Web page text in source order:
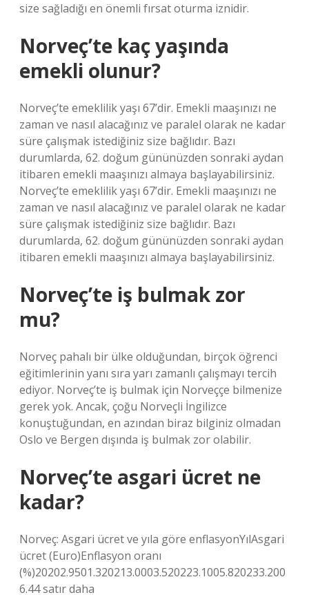
size sağladığı en önemli fırsat oturma iznidir.
Norveç’te kaç yaşında
emekli olunur?
Norveç’te emeklilik yaşı 67’dir. Emekli maaşınızı ne
zaman ve nasıl alacağınız ve paralel olarak ne kadar
süre çalışmak istediğiniz size bağlıdır. Bazı
durumlarda, 62. doğum gününüzden sonraki aydan
itibaren emekli maaşınızı almaya başlayabilirsiniz.
Norveç’te emeklilik yaşı 67’dir. Emekli maaşınızı ne
zaman ve nasıl alacağınız ve paralel olarak ne kadar
süre çalışmak istediğiniz size bağlıdır. Bazı
durumlarda, 62. doğum gününüzden sonraki aydan
itibaren emekli maaşınızı almaya başlayabilirsiniz.
Norveç’te iş bulmak zor
mu?
Norveç pahalı bir ülke olduğundan, birçok öğrenci
eğitimlerinin yanı sıra yarı zamanlı çalışmayı tercih
ediyor. Norveç’te iş bulmak için Norveççe bilmenize
gerek yok. Ancak, çoğu Norveçli İngilizce
konuştuğundan, en azından biraz bilginiz olmadan
Oslo ve Bergen dışında iş bulmak zor olabilir.
Norveç’te asgari ücret ne
kadar?
Norveç: Asgari ücret ve yıla göre enflasyonYılAsgari
ücret (Euro)Enflasyon oranı
(%)20202.9501.320213.0003.520223.1005.820233.200
6.44 satır daha